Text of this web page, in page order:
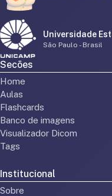
Universidade
São Paulo - Brasil
Secões
Home
Aulas
Flashcards
Banco de imagens
Visualizador Dicom
Tags
Institucional
Sobre